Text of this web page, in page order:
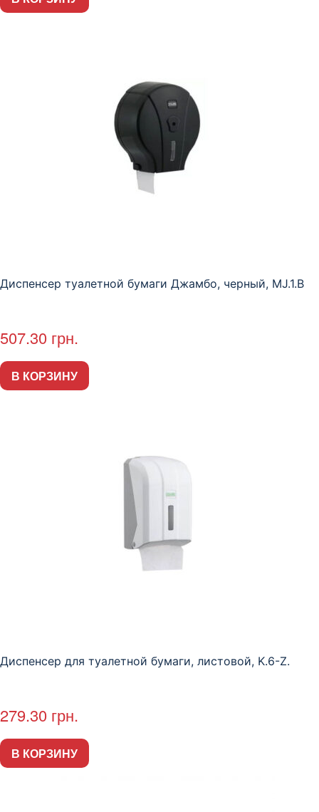
Диспенсер туалетной бумаги Джамбо, черный, MJ.1.B
507.30 грн.
В КОРЗИНУ
Диспенсер для туалетной бумаги, листовой, K.6-Z.
279.30 грн.
В КОРЗИНУ